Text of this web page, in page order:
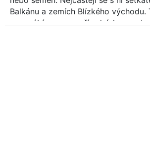
Balkánu a zemích Blízkého východu.
se vyrábí pouze z přírodních surovin.